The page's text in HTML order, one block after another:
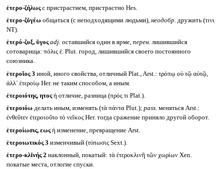
ἑτερο-ζήλωςс пристрастием, пристрастно Hes.
ἑτερο-ζῠγέω общаться (с неподходящими людьми), неодобр. дружить (τινι
NT).
ἑτερό-ζυξ, ῠγοςadj. оставшийся один в ярме, перен. лишившийся
сотоварища: πόλις ἑ. Plut. город, лишившийся своего постоянного
союзника.
ἑτεροῖος 3 иной, иного свойства, отличный Plat., Arst.: τρόπῳ οὐ τῷ αὐτῷ,
ἀλλ᾽ ἑτεροίῳ Her. не таким способом, а иным.
ἑτεροιότης, ητοςἡ отличие, разница (πρός τι Plat.).
ἑτεροιόω делать иным, изменять (τὰ πάντα Plut.); pass. меняться Arst.:
ἐνθεῦτεν ἑτεροιοῦτο τὸ νεῖκος Her. тогда сражение приняло другой оборот.
ἑτεροίωσις, εωςἡ изменение, превращение Arst.
ἑτεροιωτικός 3 изменчивый (τύπωσις Sext.).
ἑτερο-κλῐνής 2 наклонный, покатый: τὰ ἑτεροκλινῆ τῶν χωρίων Xen.
покатые места, отлогие спуски.